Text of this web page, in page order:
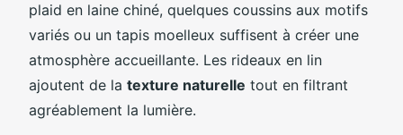
plaid en laine chiné, quelques coussins aux motifs
variés ou un tapis moelleux suffisent à créer une
atmosphère accueillante. Les rideaux en lin
ajoutent de la texture naturelle tout en filtrant
agréablement la lumière.